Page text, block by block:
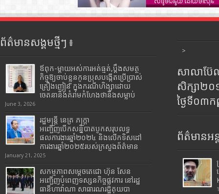
ព័ត៌មានសង្គមថ្មីៗ ៖
ឪពុក-ម្ដាយអស់ការអត់ធ្មត់,ប្ដឹងសមត្ថ
កិច្ចឱ្យចាប់ខ្លួនកូនប្រុសបង្កើតប្រើប្រាស់
គ្រឿងញៀន ក្នុងករណីហិង្សាដោយ
ចេតនានិងគំរាមកំហែងថានឹងសម្លាប់
June 3, 2026
រដ្ឋមន្រ្តី​ នេត្រ​ ភក្ត្រា​
អញ្ជើញបើកសន្និបាតបូកសរុបលទ្ធ
ផលការងារឆ្នាំ២០២៤ និងលើកទិសដៅ
ការងារឆ្នាំ២០២៥របស់​ក្រសួង​ព័ត៌មាន​
January 21, 2025
សកម្មភាពសម្តេចតេជោ ហ៊ុន សែន
អញ្ជើញបំពេញទស្សនកិច្ចផ្លូវការ នៅរដ្ឋ
ធានីហាវ៉ាណា សាធារណរដ្ឋគុយបា
>
សាលាប៊ែ
សិក្សា២
ថ្ងៃទី០៣
ព័ត៌មានអន្